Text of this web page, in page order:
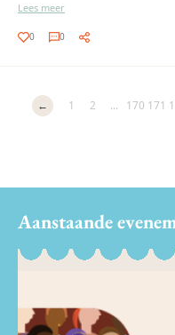
Lees meer
0 0
← 1 2 ... 170 171
Aanstaande